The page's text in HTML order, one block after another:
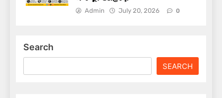
Admin July 20, 2026 0
Search
SEARCH